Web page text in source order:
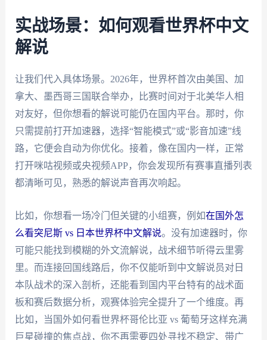
实战场景：如何观看世界杯中文
解说
让我们代入具体场景。2026年，世界杯首次由美国、加
拿大、墨西哥三国联合举办，比赛时间对于北美华人相
对友好，但你想看的解说可能仍在国内平台。那时，你
只需提前打开加速器，选择“智能模式”或“影音加速”线
路，它便会自动为你优化。接着，像在国内一样，正常
打开咪咕视频或央视频APP，你会发现所有赛事直播列表
都清晰可见，熟悉的解说声音再次响起。
比如，你想看一场冷门但关键的小组赛，例如在国外怎
么看突尼斯 vs 日本世界杯中文解说。没有加速器时，你
可能只能找到模糊的外文流解说，战术细节听得云里雾
里。而连接回国线路后，你不仅能听到中文解说员对日
本队战术的深入剖析，还能看到国内平台特有的战术面
板和赛后数据分析，观赛体验完全提升了一个维度。再
比如，当国外如何看世界杯哥伦比亚 vs 葡萄牙这样充满
巨星碰撞的焦点战，你不再需要四处寻找不稳定、带广